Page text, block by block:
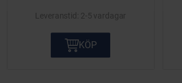
2-5 vardagar
KÖP